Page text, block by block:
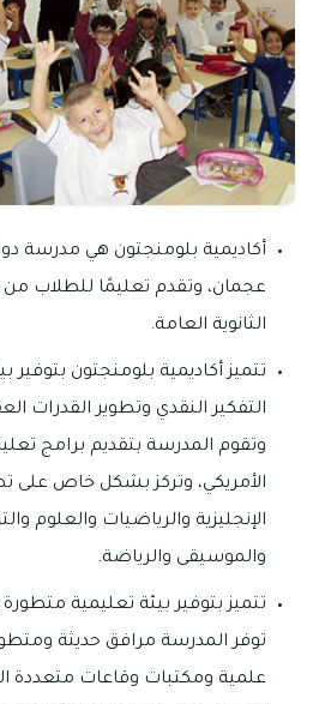
أكاديمية بلومنجتون هي مدرسة
عجمان، وتقدم تعليمًا للطلاب من
الثانوية العامة.
تتميز أكاديمية بلومنجتون
التفكير النقدي وتطوير القدرات
وتقوم المدرسة بتقديم برامج
الأمريكي، وتركز بشكل خاص على
الإنجليزية والرياضيات والعلوم
والموسيقى والرياضة.
تتميز بتوفير بيئة تعليمية
توفر المدرسة مرافق حديثة
علمية ومكتبات وقاعات متعددة